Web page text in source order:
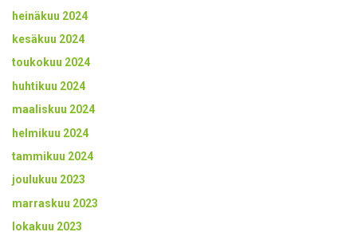
heinäkuu 2024
kesäkuu 2024
toukokuu 2024
huhtikuu 2024
maaliskuu 2024
helmikuu 2024
tammikuu 2024
joulukuu 2023
marraskuu 2023
lokakuu 2023